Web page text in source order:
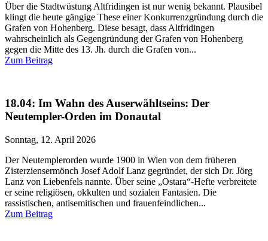
Über die Stadtwüstung Altfridingen ist nur wenig bekannt. Plausibel
klingt die heute gängige These einer Konkurrenzgründung durch die
Grafen von Hohenberg. Diese besagt, dass Altfridingen
wahrscheinlich als Gegengründung der Grafen von Hohenberg
gegen die Mitte des 13. Jh. durch die Grafen von...
Zum Beitrag
18.04: Im Wahn des Auserwähltseins: Der
Neutempler-Orden im Donautal
Sonntag, 12. April 2026
Der Neutemplerorden wurde 1900 in Wien von dem früheren
Zisterziensermönch Josef Adolf Lanz gegründet, der sich Dr. Jörg
Lanz von Liebenfels nannte. Über seine „Ostara“-Hefte verbreitete
er seine religiösen, okkulten und sozialen Fantasien. Die
rassistischen, antisemitischen und frauenfeindlichen...
Zum Beitrag